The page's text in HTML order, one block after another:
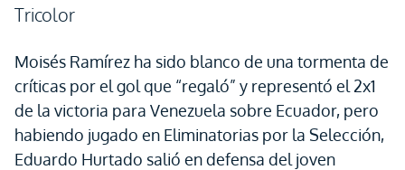
Tricolor
Moisés Ramírez ha sido blanco de una tormenta de
críticas por el gol que “regaló” y representó el 2x1
de la victoria para Venezuela sobre Ecuador, pero
habiendo jugado en Eliminatorias por la Selección,
Eduardo Hurtado salió en defensa del joven